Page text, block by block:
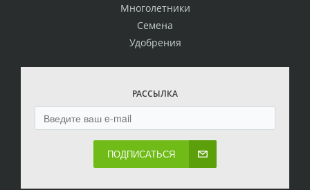
Многолетники
Семена
Удобрения
РАССЫЛКА
ПОДПИСАТЬСЯ